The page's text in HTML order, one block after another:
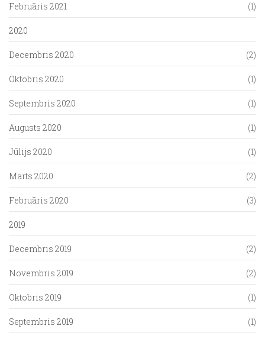
Februāris 2021 (1)
2020
Decembris 2020 (2)
Oktobris 2020 (1)
Septembris 2020 (1)
Augusts 2020 (1)
Jūlijs 2020 (1)
Marts 2020 (2)
Februāris 2020 (3)
2019
Decembris 2019 (2)
Novembris 2019 (2)
Oktobris 2019 (1)
Septembris 2019 (1)